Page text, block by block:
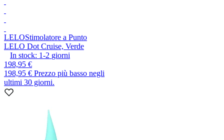
LELOStimolatore a Punto
LELO Dot Cruise, Verde
In stock: 1-2 giorni
198,95 €
198,95 € Prezzo più basso negli
ultimi 30 giorni.